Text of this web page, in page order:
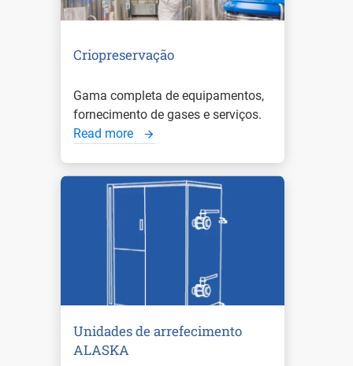
Criopreservação
Gama completa de equipamentos,
fornecimento de gases e serviços.
Read more
Unidades de arrefecimento
ALASKA